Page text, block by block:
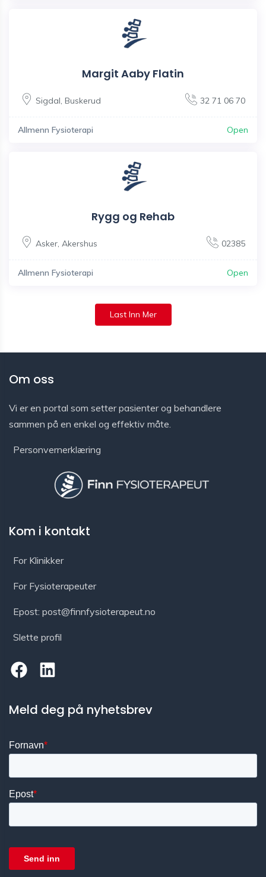
Margit Aaby Flatin
Sigdal Buskerud 32 71 06 70
Allmenn Fysioterapi Open
Rygg og Rehab
Asker Akershus 02385
Allmenn Fysioterapi Open
Last Inn Mer
Om oss
Vi er en portal som setter pasienter og behandlere
sammen på en enkel og effektiv måte.
Personvernerklæring
Kom i kontakt
For Klinikker
For Fysioterapeuter
Epost: post@finnfysioterapeut.no
Slette profil
Meld deg på nyhetsbrev